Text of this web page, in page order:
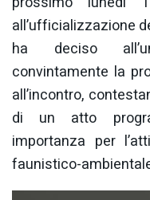
all’ufficializzazione
ha deciso
convintamente la
all’incontro,
di un atto
importanza per
faunistico-